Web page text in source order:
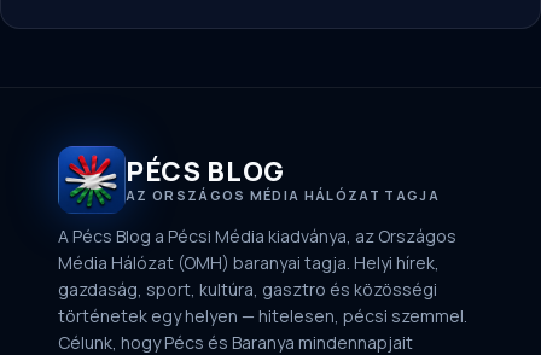
PÉCS BLOG
AZ ORSZÁGOS MÉDIA HÁLÓZAT TAGJA
A Pécs Blog a Pécsi Média kiadványa, az Országos
Média Hálózat (OMH) baranyai tagja. Helyi hírek,
gazdaság, sport, kultúra, gasztro és közösségi
történetek egy helyen — hitelesen, pécsi szemmel.
Célunk, hogy Pécs és Baranya mindennapjait